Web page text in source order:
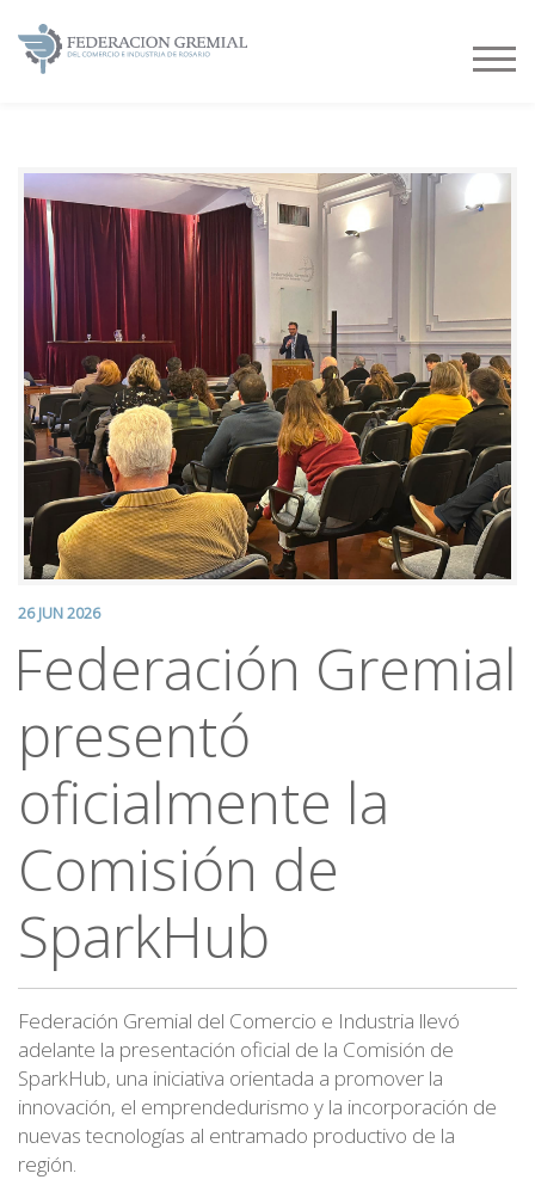
26 JUN 2026
Federación Gremial
presentó
oficialmente la
Comisión de
SparkHub
Federación Gremial del Comercio e Industria llevó
adelante la presentación oficial de la Comisión de
SparkHub, una iniciativa orientada a promover la
innovación, el emprendedurismo y la incorporación de
nuevas tecnologías al entramado productivo de la
región.